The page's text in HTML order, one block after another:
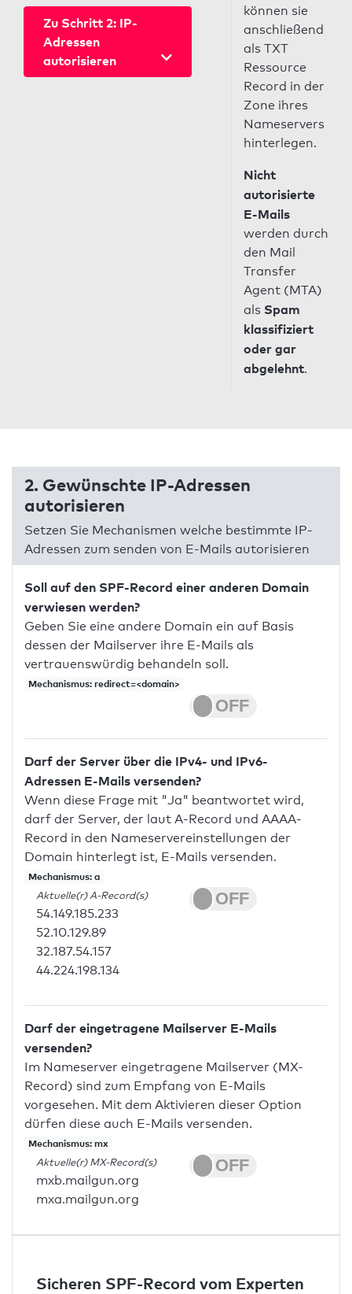
Zu Schritt 2: IP-
Adressen
autorisieren
können sie
anschließend
als TXT
Ressource
Record in der
Zone ihres
Nameservers
hinterlegen.
Nicht
autorisierte
E-Mails
werden durch
den Mail
Transfer
Agent (MTA)
als Spam
klassifiziert
oder gar
abgelehnt.
2. Gewünschte IP-Adressen
autorisieren
Setzen Sie Mechanismen welche bestimmte IP-
Adressen zum senden von E-Mails autorisieren
Soll auf den SPF-Record einer anderen Domain
verwiesen werden?
Geben Sie eine andere Domain ein auf Basis
dessen der Mailserver ihre E-Mails als
vertrauenswürdig behandeln soll.
Mechanismus: redirect=<domain>
Darf der Server über die IPv4- und IPv6-
Adressen E-Mails versenden?
Wenn diese Frage mit "Ja" beantwortet wird,
darf der Server, der laut A-Record und AAAA-
Record in den Nameservereinstellungen der
Domain hinterlegt ist, E-Mails versenden.
Mechanismus: a
Aktuelle(r) A-Record(s)
54.149.185.233
52.10.129.89
32.187.54.157
44.224.198.134
Darf der eingetragene Mailserver E-Mails
versenden?
Im Nameserver eingetragene Mailserver (MX-
Record) sind zum Empfang von E-Mails
vorgesehen. Mit dem Aktivieren dieser Option
dürfen diese auch E-Mails versenden.
Mechanismus: mx
Aktuelle(r) MX-Record(s)
mxb.mailgun.org
mxa.mailgun.org
Sicheren SPF-Record vom Experten